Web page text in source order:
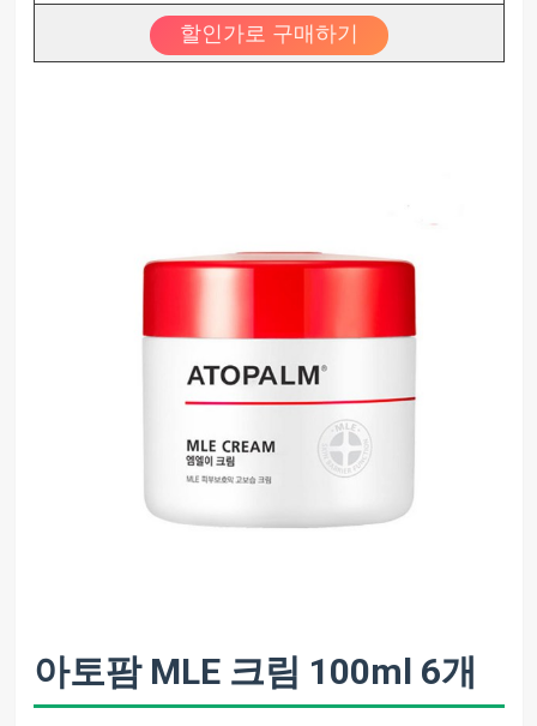
할인가로 구매하기
아토팜 MLE 크림 100ml 6개